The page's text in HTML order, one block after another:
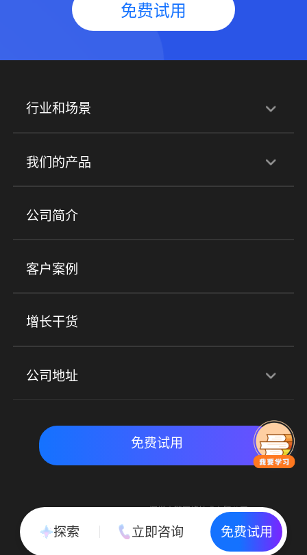
免费试用
行业和场景
行业解决方案
培训机构 职业技能培训 兴趣培训
金融行业
心理机构
实时私域带货 数字化运营
我们的产品
产品
小程序商城 ERP 企微SCRM
社群圈子
公司简介
客户案例
增长干货
公司地址
北京地址：北京市朝阳区朝外大街乙6号23层
免费试用
Copyright © 2015-2018 深圳小鹅网络技术有限公司
All Rights Reserved. 粤ICP备15020529号
粤公网安备 44030502002037号
探索 立即咨询 免费试用